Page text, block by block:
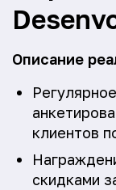
Описание
клиентов
скидками